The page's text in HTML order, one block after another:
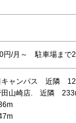
円/月～ 駐車場ま
キャンパス 近隣
田山崎店. 近隣